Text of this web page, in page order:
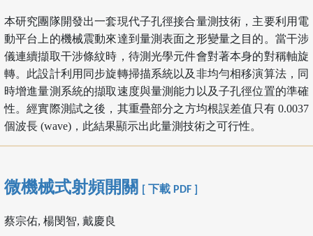
本研究團隊開發出一套現代子孔徑接合量測技術，主要利用電
動平台上的機械震動來達到量測表面之形變量之目的。當干涉
儀連續擷取干涉條紋時，待測光學元件會對著本身的對稱軸旋
轉。此設計利用同步旋轉掃描系統以及非均勻相移演算法，同
時增進量測系統的擷取速度與量測能力以及子孔徑位置的準確
性。經實際測試之後，其重疊部分之方均根誤差值只有 0.0037
個波長 (wave)，此結果顯示出此量測技術之可行性。
微機械式射頻開關 [ 下載 PDF ]
蔡宗佑, 楊閔智, 戴慶良